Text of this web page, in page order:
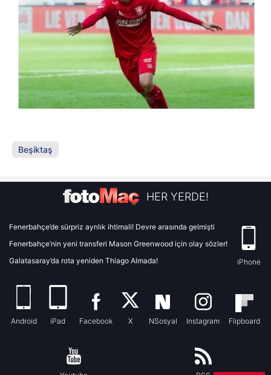
Beşiktaş
HER YERDE!
Fenerbahçe’de sürpriz ayrılık ihtimali! Devre arasında gelmişti
Fenerbahçe’nin yeni transferi Mason Greenwood için olay sözler!
Galatasaray’da rota yeniden Thiago Almada!
iPhone
Android iPad Facebook X NSosyal Instagram Flipboard